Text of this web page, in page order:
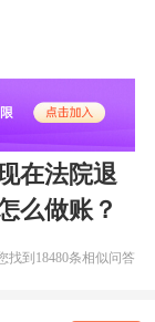
在法院退
么做账？
找到18480条相似问答